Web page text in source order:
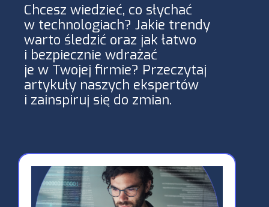
Chcesz wiedzieć, co słychać
w technologiach? Jakie trendy
warto śledzić oraz jak łatwo
i bezpiecznie wdrażać
je w Twojej firmie? Przeczytaj
artykuły naszych ekspertów
i zainspiruj się do zmian.